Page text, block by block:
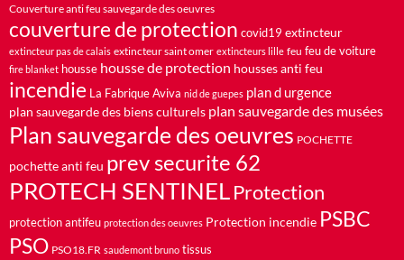
Couverture anti feu sauvegarde des oeuvres
couverture de protection covid19 extincteur
extincteur pas de calais extincteur saint omer extincteurs lille feu feu de voiture
fire blanket housse housse de protection housses anti feu
incendie La Fabrique Aviva nid de guepes plan d urgence
plan sauvegarde des biens culturels plan sauvegarde des musées
Plan sauvegarde des oeuvres POCHETTE
pochette anti feu prev securite 62
PROTECH SENTINELProtection
protection antifeu protection des oeuvres Protection incendie PSBC
PSO PSO18.FR saudemont bruno tissus